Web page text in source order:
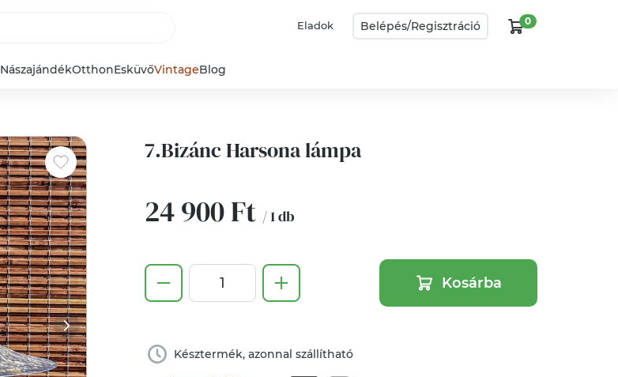
Eladok Belépés/Regisztráció 0
NászajándékOtthonEsküvőVintageBlog
7.Bizánc Harsona lámpa
24 900 Ft / 1 db
Kosárba
Késztermék, azonnal szállítható